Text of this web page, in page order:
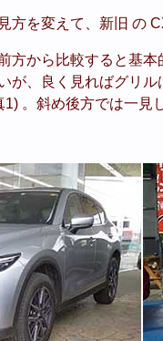
方を変えて、新旧 の
方から比較すると基
が、良く見ればグリ
1) 。斜め後方では一